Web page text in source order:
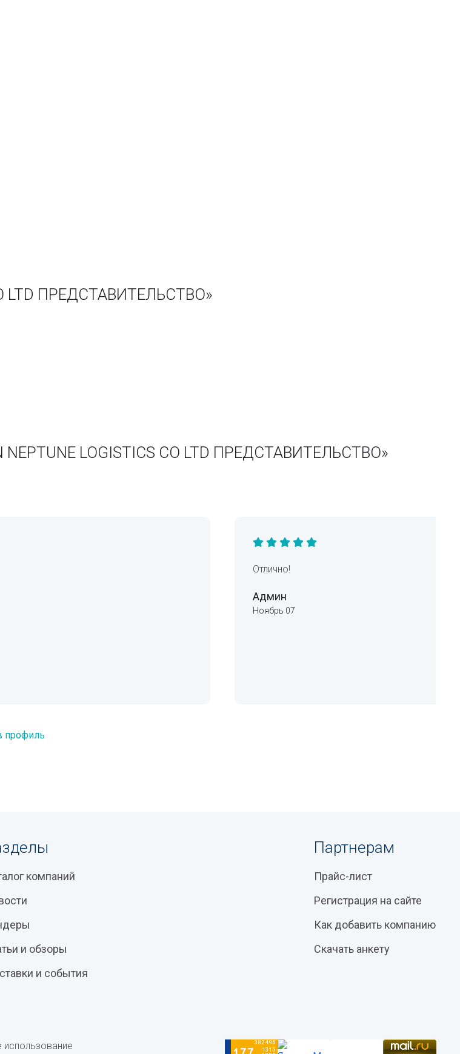
LTD ПРЕДСТАВИТЕЛЬСТВО»
LOGISTICS CO LTD ПРЕДСТАВИТЕЛЬСТВО»
Отлично!
Админ
Ноябрь 07
профиль
компаний
и обзоры
и события
Партнерам
Прайс-лист
Регистрация на сайте
Как добавить компанию
Скачать анкету
использование